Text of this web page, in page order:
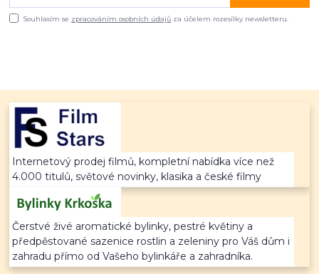
Souhlasím se zpracováním osobních údajů za účelem rozesílky newsletteru.
Internetový prodej filmů, kompletní nabídka více než
4.000 titulů, světové novinky, klasika a české filmy
Čerstvé živé aromatické bylinky, pestré květiny a
předpěstované sazenice rostlin a zeleniny pro Váš dům i
zahradu přímo od Vašeho bylinkáře a zahradníka.